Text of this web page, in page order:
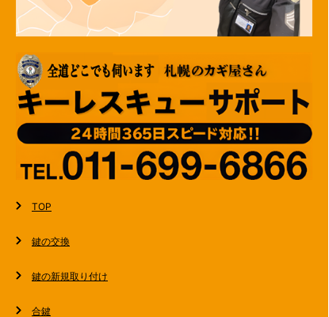
TOP
鍵の交換
鍵の新規取り付け
合鍵